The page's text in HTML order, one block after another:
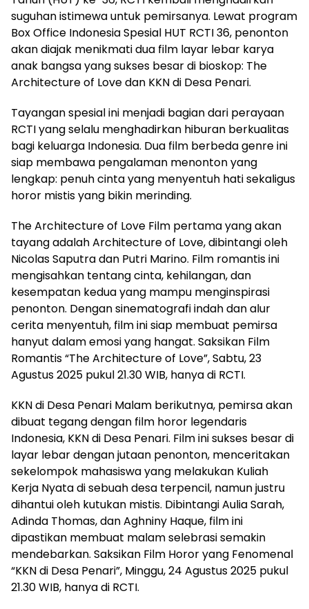
suguhan istimewa untuk pemirsanya. Lewat program
Box Office Indonesia Spesial HUT RCTI 36, penonton
akan diajak menikmati dua film layar lebar karya
anak bangsa yang sukses besar di bioskop: The
Architecture of Love dan KKN di Desa Penari.
Tayangan spesial ini menjadi bagian dari perayaan
RCTI yang selalu menghadirkan hiburan berkualitas
bagi keluarga Indonesia. Dua film berbeda genre ini
siap membawa pengalaman menonton yang
lengkap: penuh cinta yang menyentuh hati sekaligus
horor mistis yang bikin merinding.
The Architecture of Love Film pertama yang akan
tayang adalah Architecture of Love, dibintangi oleh
Nicolas Saputra dan Putri Marino. Film romantis ini
mengisahkan tentang cinta, kehilangan, dan
kesempatan kedua yang mampu menginspirasi
penonton. Dengan sinematografi indah dan alur
cerita menyentuh, film ini siap membuat pemirsa
hanyut dalam emosi yang hangat. Saksikan Film
Romantis “The Architecture of Love”, Sabtu, 23
Agustus 2025 pukul 21.30 WIB, hanya di RCTI.
KKN di Desa Penari Malam berikutnya, pemirsa akan
dibuat tegang dengan film horor legendaris
Indonesia, KKN di Desa Penari. Film ini sukses besar di
layar lebar dengan jutaan penonton, menceritakan
sekelompok mahasiswa yang melakukan Kuliah
Kerja Nyata di sebuah desa terpencil, namun justru
dihantui oleh kutukan mistis. Dibintangi Aulia Sarah,
Adinda Thomas, dan Aghniny Haque, film ini
dipastikan membuat malam selebrasi semakin
mendebarkan. Saksikan Film Horor yang Fenomenal
“KKN di Desa Penari”, Minggu, 24 Agustus 2025 pukul
21.30 WIB, hanya di RCTI.